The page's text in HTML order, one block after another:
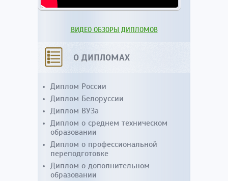
ВИДЕО ОБЗОРЫ ДИПЛОМОВ
О ДИПЛОМАХ
Диплом России
Диплом Белоруссии
Диплом ВУЗа
Диплом о среднем техническом
образовании
Диплом о профессиональной
переподготовке
Диплом о дополнительном
образовании